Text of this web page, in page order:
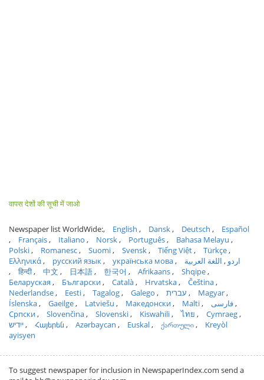
वापस देशों की सूची में जाओ
Newspaper list WorldWide: English Dansk Deutsch
Español
Français
Italiano Norsk Português
Bahasa Melayu
Polski
Romanesc Suomi Svensk Tiếng Việt
Türkçe
Ελληνικά
русский язык українська мова اردو
اللغة العربية
हिन्दी
中文 日本語 한국어 Afrikaans
Shqipe
Беларуская
Български Català Hrvatska
Čeština
Nederlandse
Eesti Tagalog Galego עברית
Magyar
Íslenska
Gaeilge Latviešu Македонски Malti
فارسی
Српски
Slovenčina Slovenski Kiswahili ไทย
Cymraeg
ייִדיש
Հայերեն Azərbaycan Euskal ქართული
Kreyòl
ayisyen
To suggest newspaper for inclusion in NewspaperIndex.com send a